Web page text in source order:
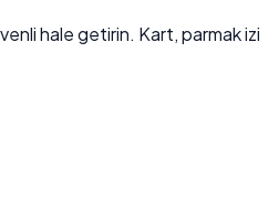
hale getirin. Kart, parmak izi